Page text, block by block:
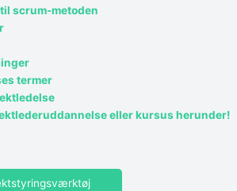
scrum-metoden
termer
eller kursus herunder!